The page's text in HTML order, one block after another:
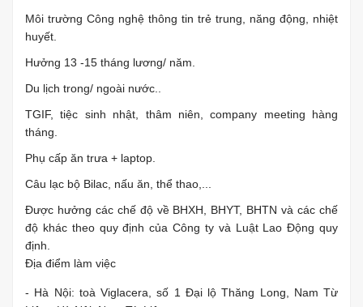
Môi trường Công nghệ thông tin trẻ trung, năng động, nhiệt
huyết.
Hưởng 13 -15 tháng lương/ năm.
Du lịch trong/ ngoài nước..
TGIF, tiệc sinh nhật, thâm niên, company meeting hàng
tháng.
Phụ cấp ăn trưa + laptop.
Câu lạc bộ Bilac, nấu ăn, thể thao,...
Được hưởng các chế độ về BHXH, BHYT, BHTN và các chế
độ khác theo quy định của Công ty và Luật Lao Động quy
định.
Địa điểm làm việc
- Hà Nội: toà Viglacera, số 1 Đại lộ Thăng Long, Nam Từ